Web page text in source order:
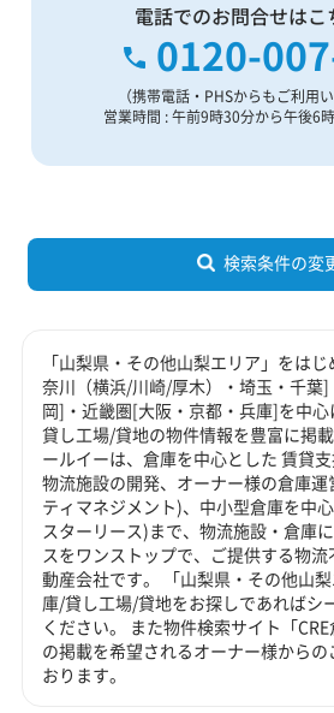
電話でのお問合せはこ
0120-
（携帯電話・PHSからもご利用
営業時間 : 午前9時30分から午後6
検索条件の変
「山梨県・その他山梨エリア」をは
奈川（横浜/川崎/厚木）・埼玉・千葉
岡]・近畿圏[大阪・京都・兵庫]を中
貸し工場/貸地の物件情報を豊富に掲
ールイーは、倉庫を中心とした 賃貸支
物流施設の開発、オーナー様の倉庫
ティマネジメント)、中小型倉庫を中
スターリース)まで、物流施設・倉庫
スをワンストップで、ご提供する物
動産会社です。 「山梨県・その他山
庫/貸し工場/貸地をお探しであればシ
ください。 また物件検索サイト「
の掲載を希望されるオーナー様から
おります。